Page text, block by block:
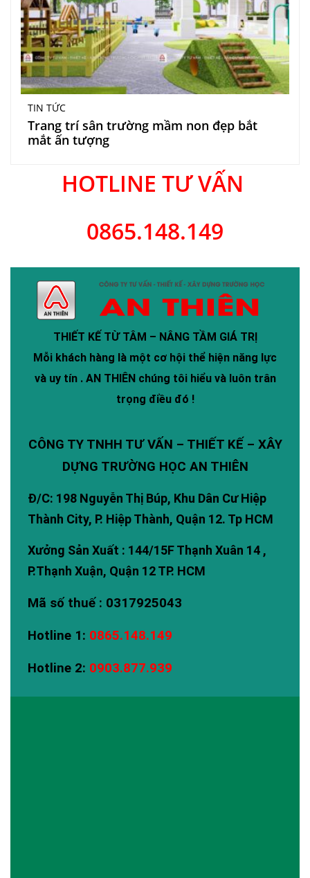
TIN TỨC
Trang trí sân trường mầm non đẹp bắt
mắt ấn tượng
HOTLINE TƯ VẤN
0865.148.149
THIẾT KẾ TỪ TÂM – NÂNG TẦM GIÁ TRỊ
Mỗi khách hàng là một cơ hội thể hiện năng lực
và uy tín . AN THIÊNchúng tôi hiểu và luôn trân
trọng điều đó !
CÔNG TY TNHH TƯ VẤN – THIẾT KẾ – XÂY
DỰNG TRƯỜNG HỌC AN THIÊN
Đ/C: 198 Nguyễn Thị Búp, Khu Dân Cư Hiệp
Thành City, P. Hiệp Thành, Quận 12. Tp HCM
Xưởng Sản Xuất : 144/15F Thạnh Xuân 14 ,
P.Thạnh Xuận, Quận 12 TP. HCM
Mã số thuế : 0317925043
Hotline 1: 0865.148.149
Hotline 2: 0903.877.939